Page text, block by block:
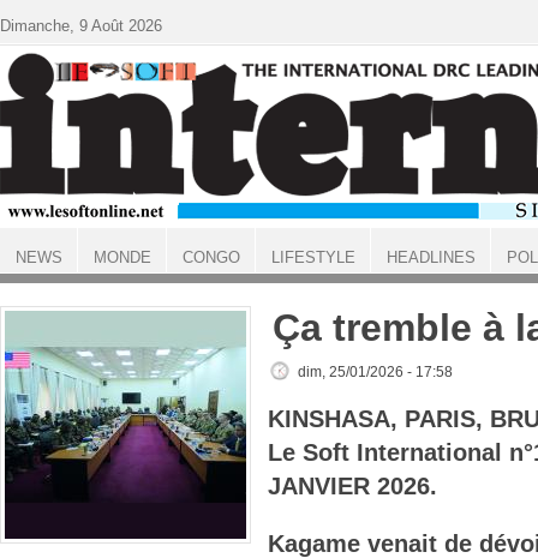
ACCUEIL
Ça tremble à
dim, 25/01/2026 - 17:58
KINSHASA, PARIS,
Le Soft International
JANVIER 2026.
Kagame venait de
Dimanche, 9 Août 2026
NEWS MONDE CONGO LIFESTYLE HEADLINES